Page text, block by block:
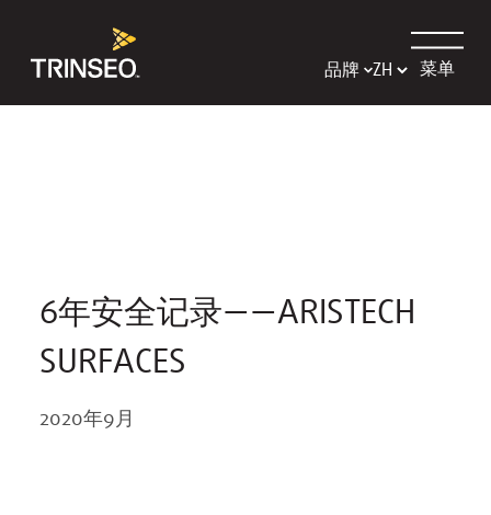
品牌 菜单
6年安全记录——ARISTECH
SURFACES
2020年9月